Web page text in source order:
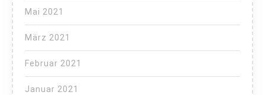
Mai 2021
März 2021
Februar 2021
Januar 2021